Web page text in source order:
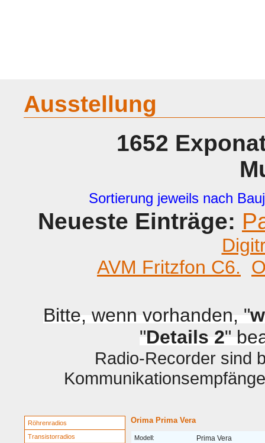
Ausstellung
1652
Sortierung jeweils nach
Neueste Einträge:
AVM Fritzfon C6.
Bitte, wenn vorhanden, "
"Details 2"
Radio-Recorder sind
Röhrenradios
Transistorradios
Orima Prima Vera
Modell: Prima Vera